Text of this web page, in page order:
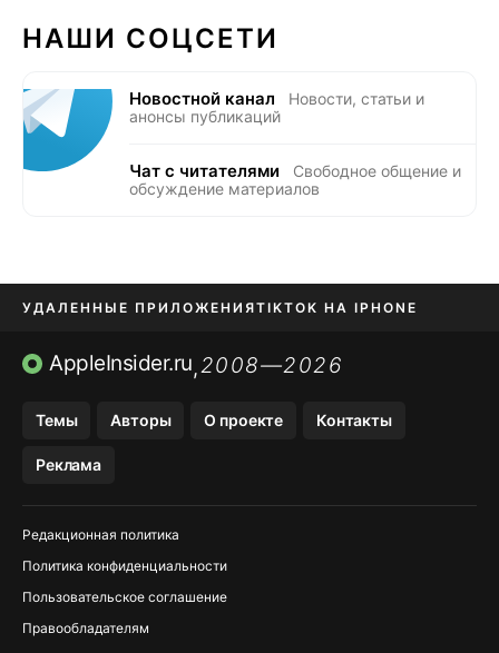
НАШИ СОЦСЕТИ
Новостной канал
Новости, статьи и
анонсы публикаций
Чат с читателями
Свободное общение и
обсуждение материалов
УДАЛЕННЫЕ ПРИЛОЖЕНИЯTIKTOK НА IPHONE
ПРИЛОЖЕНИЯ БЕЗ APP STORE
AppleInsider.ru,2008—2026
Темы Авторы О проекте Контакты
Реклама
Редакционная политика
Политика конфиденциальности
Пользовательское соглашение
Правообладателям